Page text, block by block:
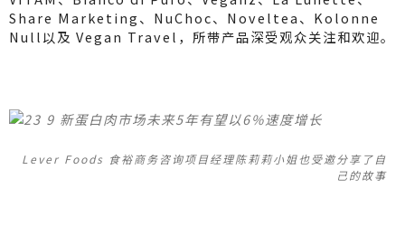
Share Marketing、NuChoc、Noveltea、Kolonne
Null以及 Vegan Travel，所带产品深受观众关注和欢迎。
Lever Foods 食裕商务咨询项目经理陈莉莉小姐也受邀分享了自
己的故事